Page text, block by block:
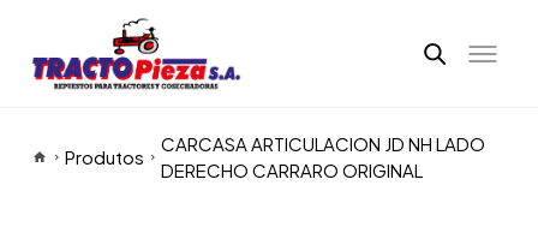
Produtos
CARCASA ARTICULACION JD NH LADO
DERECHO CARRARO ORIGINAL